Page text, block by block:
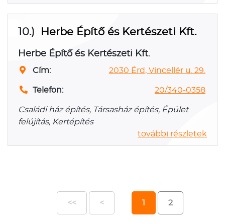
10.) Herbe Építő és Kertészeti Kft.
Herbe Építő és Kertészeti Kft.
Cím: 2030 Érd, Vincellér u. 29.
Telefon: 20/340-0358
Családi ház építés, Társasház építés, Épület
felújítás, Kertépítés
további részletek